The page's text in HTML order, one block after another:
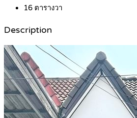
16 ตารางวา
Description